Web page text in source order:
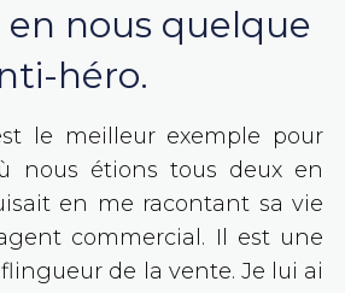
en nous quelque
héro.
le meilleur exemple pour
nous étions tous deux en
en me racontant sa vie
commercial. Il est une
de la vente. Je lui ai